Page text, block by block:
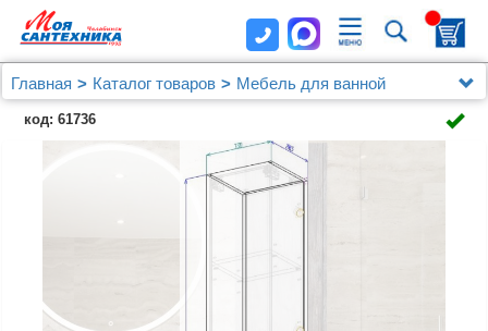
Главная Каталог товаров
Мебель для ванной
Шкафы - пеналы
Шкаф-пенал BelBagno Kraft 1600 R pino pasadena
код: 61736